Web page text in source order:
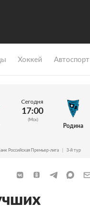
Хоккей Автоспорт
Сегодня
17:00
(Мск)
Родина
Российская Премьер-лига 3-й тур